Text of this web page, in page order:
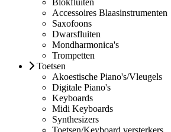
Blokfluiten
Accessoires Blaasinstrumenten
Saxofoons
Dwarsfluiten
Mondharmonica's
Trompetten
Toetsen
Akoestische Piano's/Vleugels
Digitale Piano's
Keyboards
Midi Keyboards
Synthesizers
Toetsen/Keyboard versterkers